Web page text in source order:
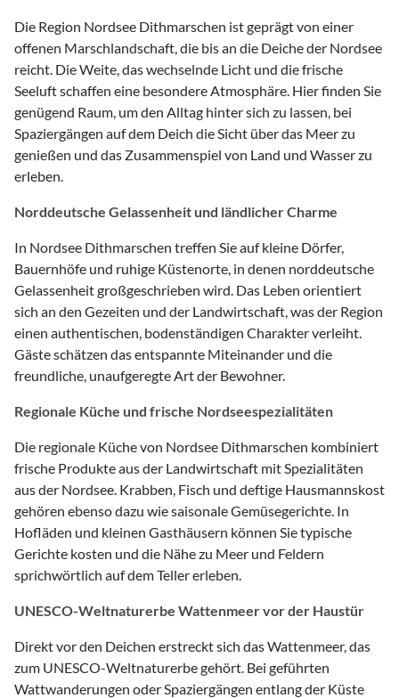
Die Region Nordsee Dithmarschen ist geprägt von einer
offenen Marschlandschaft, die bis an die Deiche der Nordsee
reicht. Die Weite, das wechselnde Licht und die frische
Seeluft schaffen eine besondere Atmosphäre. Hier finden Sie
genügend Raum, um den Alltag hinter sich zu lassen, bei
Spaziergängen auf dem Deich die Sicht über das Meer zu
genießen und das Zusammenspiel von Land und Wasser zu
erleben.
Norddeutsche Gelassenheit und ländlicher Charme
In Nordsee Dithmarschen treffen Sie auf kleine Dörfer,
Bauernhöfe und ruhige Küstenorte, in denen norddeutsche
Gelassenheit großgeschrieben wird. Das Leben orientiert
sich an den Gezeiten und der Landwirtschaft, was der Region
einen authentischen, bodenständigen Charakter verleiht.
Gäste schätzen das entspannte Miteinander und die
freundliche, unaufgeregte Art der Bewohner.
Regionale Küche und frische Nordseespezialitäten
Die regionale Küche von Nordsee Dithmarschen kombiniert
frische Produkte aus der Landwirtschaft mit Spezialitäten
aus der Nordsee. Krabben, Fisch und deftige Hausmannskost
gehören ebenso dazu wie saisonale Gemüsegerichte. In
Hofläden und kleinen Gasthäusern können Sie typische
Gerichte kosten und die Nähe zu Meer und Feldern
sprichwörtlich auf dem Teller erleben.
UNESCO-Weltnaturerbe Wattenmeer vor der Haustür
Direkt vor den Deichen erstreckt sich das Wattenmeer, das
zum UNESCO-Weltnaturerbe gehört. Bei geführten
Wattwanderungen oder Spaziergängen entlang der Küste